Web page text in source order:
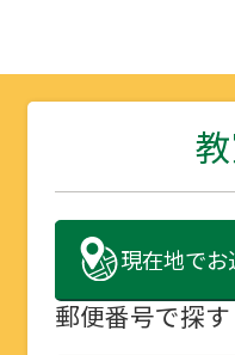
現在地で
郵便番号で探す